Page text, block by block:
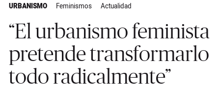
URBANISMO Feminismos Actualidad
“El urbanismo feminista
pretende transformarlo
todo radicalmente”